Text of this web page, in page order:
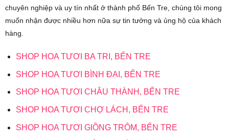
chuyên nghiệp và uy tín nhất ở thành phố Bến Tre, chúng tôi mong
muốn nhận được nhiều hơn nữa sự tin tưởng và ủng hộ của khách
hàng.
SHOP HOA TƯƠI BA TRI, BẾN TRE
SHOP HOA TƯƠI BÌNH ĐẠI, BẾN TRE
SHOP HOA TƯƠI CHÂU THÀNH, BẾN TRE
SHOP HOA TƯƠI CHỢ LÁCH, BẾN TRE
SHOP HOA TƯƠI GIỒNG TRÔM, BẾN TRE